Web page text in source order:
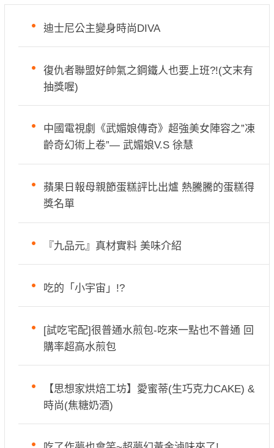
迪士尼公主變身時尚DIVA
復仇者聯盟好帥氣之鋼鐵人也要上班?!(文末有
抽獎喔)
中國電視劇《武媚娘傳奇》超強美女陣容之”凍
齡奇幻術上卷”— 武媚娘V.S 徐慧
蘋果日報母親節蛋糕評比出爐 熱騰騰的蛋糕得
獎名單
『九品元』真材實料 美味介紹
吃的「小宇宙」!?
[試吃宅配]很普通水煎包-吃來一點也不普通 回
購率超高水煎包
【思想家烘焙工坊】愛蜜蒂(生巧克力CAKE) &
時尚(焦糖奶酒)